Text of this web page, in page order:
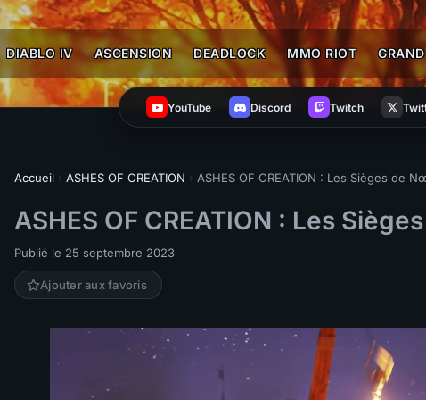
DIABLO IV ASCENSION DEADLOCK MMO RIOT
YouTube Discord Twitch
Accueil › ASHES OF CREATION › ASHES OF CREATION : Les Sièges de
ASHES OF CREATION : Les
Publié le 25 septembre 2023
Ajouter aux favoris